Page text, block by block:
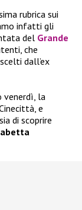
rubrica sui
infatti gli
del Grande
che
dall’ex
venerdì, la
e
di scoprire